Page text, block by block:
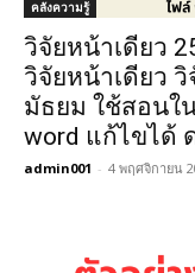
คลังความรู้
วิจัยหน้าเดียว
วิจัยหน้าเดียว
มัธยม ใช้สอนใ
word แก้ไขได้
admin001 - 4 พฤศจิกายน